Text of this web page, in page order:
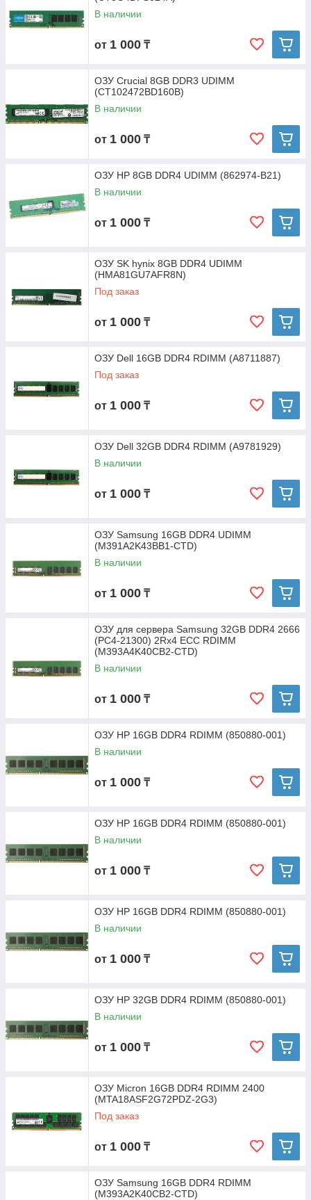
В наличии
от 1 000 ₸
ОЗУ Crucial 8GB DDR3 UDIMM
(CT102472BD160B)
В наличии
от 1 000 ₸
ОЗУ HP 8GB DDR4 UDIMM (862974-B21)
В наличии
от 1 000 ₸
ОЗУ SK hynix 8GB DDR4 UDIMM
(HMA81GU7AFR8N)
Под заказ
от 1 000 ₸
ОЗУ Dell 16GB DDR4 RDIMM (A8711887)
Под заказ
от 1 000 ₸
ОЗУ Dell 32GB DDR4 RDIMM (A9781929)
В наличии
от 1 000 ₸
ОЗУ Samsung 16GB DDR4 UDIMM
(M391A2K43BB1-CTD)
В наличии
от 1 000 ₸
ОЗУ для сервера Samsung 32GB DDR4 2666
(PC4-21300) 2Rx4 ECC RDIMM
(M393A4K40CB2-CTD)
В наличии
от 1 000 ₸
ОЗУ HP 16GB DDR4 RDIMM (850880-001)
В наличии
от 1 000 ₸
ОЗУ HP 16GB DDR4 RDIMM (850880-001)
В наличии
от 1 000 ₸
ОЗУ HP 16GB DDR4 RDIMM (850880-001)
В наличии
от 1 000 ₸
ОЗУ HP 32GB DDR4 RDIMM (850880-001)
В наличии
от 1 000 ₸
ОЗУ Micron 16GB DDR4 RDIMM 2400
(MTA18ASF2G72PDZ-2G3)
Под заказ
от 1 000 ₸
ОЗУ Samsung 16GB DDR4 RDIMM
(M393A2K40CB2-CTD)